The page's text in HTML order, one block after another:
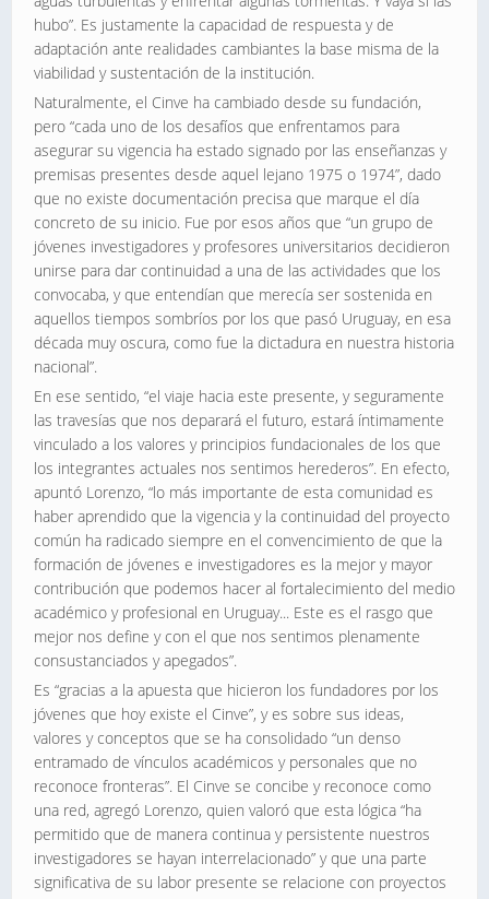
hubo”. Es justamente la capacidad de respuesta y de
adaptación ante realidades cambiantes la base misma de la
viabilidad y sustentación de la institución.
Naturalmente, el Cinve ha cambiado desde su fundación,
pero “cada uno de los desafíos que enfrentamos para
asegurar su vigencia ha estado signado por las enseñanzas y
premisas presentes desde aquel lejano 1975 o 1974”, dado
que no existe documentación precisa que marque el día
concreto de su inicio. Fue por esos años que “un grupo de
jóvenes investigadores y profesores universitarios decidieron
unirse para dar continuidad a una de las actividades que los
convocaba, y que entendían que merecía ser sostenida en
aquellos tiempos sombríos por los que pasó Uruguay, en esa
década muy oscura, como fue la dictadura en nuestra historia
nacional”.
En ese sentido, “el viaje hacia este presente, y seguramente
las travesías que nos deparará el futuro, estará íntimamente
vinculado a los valores y principios fundacionales de los que
los integrantes actuales nos sentimos herederos”. En efecto,
apuntó Lorenzo, “lo más importante de esta comunidad es
haber aprendido que la vigencia y la continuidad del proyecto
común ha radicado siempre en el convencimiento de que la
formación de jóvenes e investigadores es la mejor y mayor
contribución que podemos hacer al fortalecimiento del medio
académico y profesional en Uruguay... Este es el rasgo que
mejor nos define y con el que nos sentimos plenamente
consustanciados y apegados”.
Es “gracias a la apuesta que hicieron los fundadores por los
jóvenes que hoy existe el Cinve”, y es sobre sus ideas,
valores y conceptos que se ha consolidado “un denso
entramado de vínculos académicos y personales que no
reconoce fronteras”. El Cinve se concibe y reconoce como
una red, agregó Lorenzo, quien valoró que esta lógica “ha
permitido que de manera continua y persistente nuestros
investigadores se hayan interrelacionado” y que una parte
significativa de su labor presente se relacione con proyectos